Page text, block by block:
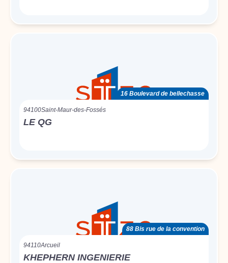
16 Boulevard de bellechasse
94100Saint-Maur-des-Fossés
LE QG
88 Bis rue de la convention
94110Arcueil
KHEPHERN INGENIERIE